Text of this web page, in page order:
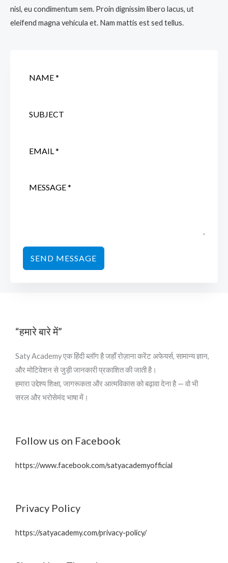
nisl, eu condimentum sem. Proin dignissim libero lacus, ut
eleifend magna vehicula et. Nam mattis est sed tellus.
SEND MESSAGE
“हमारे बारे में”
Saty Academy एक हिंदी ब्लॉग है जहाँ रोज़ाना करेंट अफेयर्स, सामान्य ज्ञान,
और मोटिवेशन से जुड़ी जानकारी प्रकाशित की जाती है।
हमारा उद्देश्य शिक्षा, जागरूकता और आत्मविकास को बढ़ावा देना है — वो भी
सरल और भरोसेमंद भाषा में।
Follow us on Facebook
https://www.facebook.com/satyacademyofficial
Privacy Policy
https://satyacademy.com/privacy-policy/